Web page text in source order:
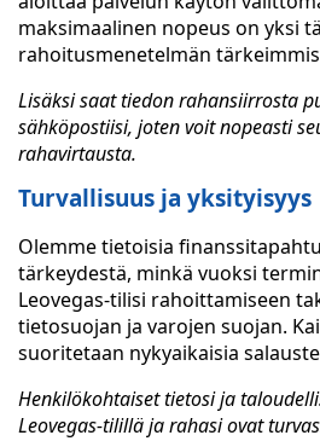
maksimaalinen nopeus on yksi
rahoitusmenetelmän
Lisäksi saat tiedon rahansiirrosta
sähköpostiisi, joten voit nopeasti
rahavirtausta.
Turvallisuus ja yksityisyys
Olemme tietoisia
tärkeydestä, minkä vuoksi
Leovegas-tilisi rahoittamiseen
tietosuojan ja varojen suojan.
suoritetaan nykyaikaisia
Henkilökohtaiset tietosi ja
Leovegas-tilillä ja rahasi ovat